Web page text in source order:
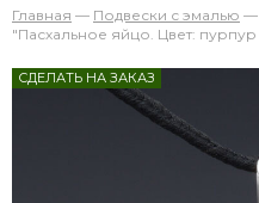
Главная — Подвески с эмалью —
"Пасхальное яйцо. Цвет: пурпур
СДЕЛАТЬ НА ЗАКАЗ